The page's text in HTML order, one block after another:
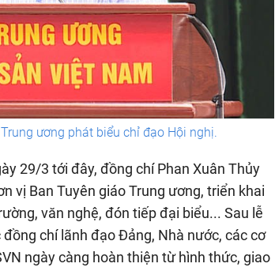
ương phát biểu chỉ đạo Hội nghị.
29/3 tới đây, đồng chí Phan Xuân Thủy
vị Ban Tuyên giáo Trung ương, triển khai
văn nghệ, đón tiếp đại biểu... Sau lễ
chí lãnh đạo Đảng, Nhà nước, các cơ
ngày càng hoàn thiện từ hình thức, giao